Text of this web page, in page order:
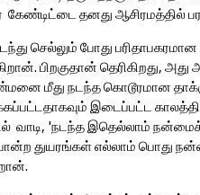
தனது ஆசிரமத்தில்
செல்லும் போது
பிறகுதான் தெரிகிறது,
மீது நடந்த கொடூரமான
இடைப்பட்ட
வாடி, 'நடந்த இதெல்லாம்
துயரங்கள் எல்லாம் பொது